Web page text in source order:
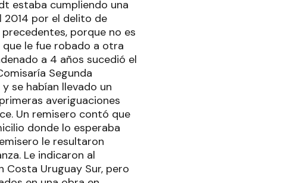
estaba cumpliendo una
2014 por el delito de
porque no es
le fue robado a otra
a 4 años sucedió el
Segunda
se habían llevado un
averiguaciones
Un remisero contó que
donde lo esperaba
le resultaron
Le indicaron al
Uruguay Sur, pero